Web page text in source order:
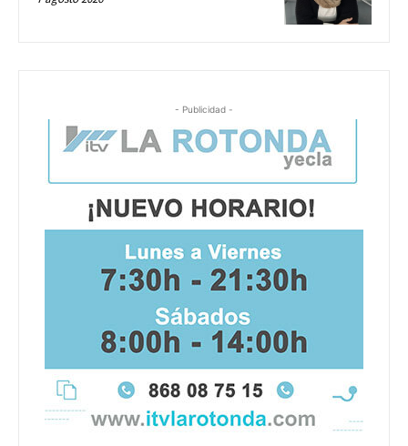
- Publicidad -